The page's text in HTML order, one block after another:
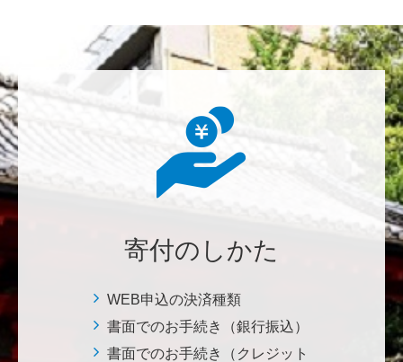
本日は素晴らしい練習の成果を拝聴しました。これか
らも自信をもって励んでください。
七笑酒造株式会社
科・理学部基金>
鈴木 悦郎
寄付のしかた
WEB申込の決済種類
書面でのお手続き（銀行振込）
書面でのお手続き（クレジット